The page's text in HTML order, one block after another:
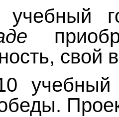
учебный
свой